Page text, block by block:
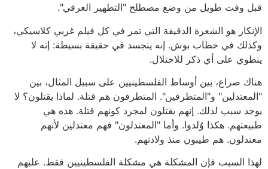
قبل وقت طويل من وضع مصطلح "التطهير العرقي".
الإنكار هو الشعرة الدقيقة التي تمر في كل فيلم غربي كلاسيكي،
وكذلك في خطاب بوش. إنه يتجسد في حقيقة بسيطة: إنه لا
ينطوي على أي ذكر للاحتلال.
هناك صراع، بين أوساط الفلسطينيين على سبيل المثال، بين
"المعتدلين" و"المتطرفين". المتطرفون هم قتلة. لماذا يقتلون؟ لا
يوجد سبب لذلك. إنهم يقتلون لمجرد كونهم قتلة. هذه هي
طبيعتهم. هكذا وُلدوا. وأما "المعتدلون" فهم معتدلين لأنهم
معتدلون. هم طيبون منذ ولادتهم.
لهذا السبب فإن المشكلة هي مشكلة الفلسطينيين فقط. عليهم